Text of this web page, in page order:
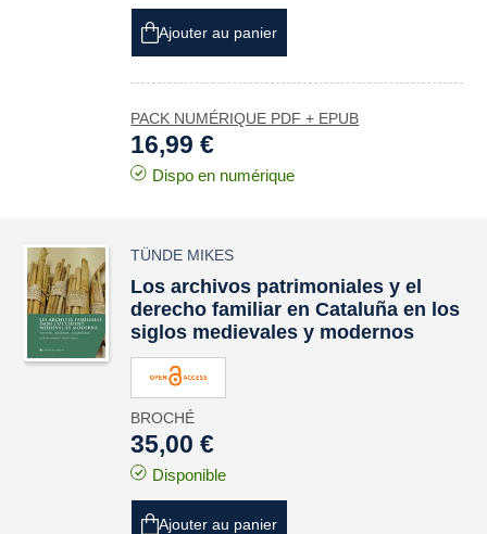
Ajouter au panier
PACK NUMÉRIQUE PDF + EPUB
16,99 €
Dispo en numérique
TÜNDE MIKES
Los archivos patrimoniales y el
derecho familiar en Cataluña en los
siglos medievales y modernos
BROCHÉ
35,00 €
Disponible
Ajouter au panier